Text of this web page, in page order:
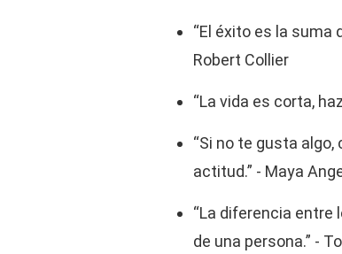
“El éxito es la suma
Robert Collier
“La vida es corta,
“Si no te gusta
actitud.” - Maya
“La diferencia entre
de una persona.” -